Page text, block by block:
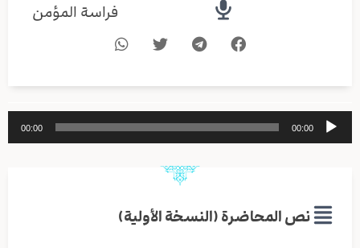
فراسة المؤمن
مشغل
الصوت
00:00
00:00
نص المحاضرة (النسخة الأولية)